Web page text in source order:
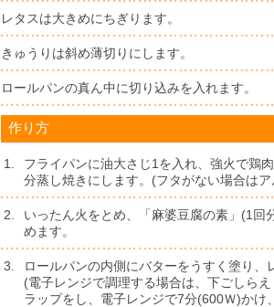
レタスは大きめにちぎります。
きゅうりは斜め薄切りにします。
ロールパンの真ん中に切り込みを入れます。
作り方
1.
フライパンに油大さじ1を入れ、強火で鶏
分蒸し焼きにします。(フタがない場合は
2.
いったん火をとめ、「麻婆豆腐の素」(1回
めます。
3.
ロールパンの内側にバターをうすく塗り、
(電子レンジで調理する場合は、下ごしら
ラップをし、電子レンジで7分(600Ｗ)か